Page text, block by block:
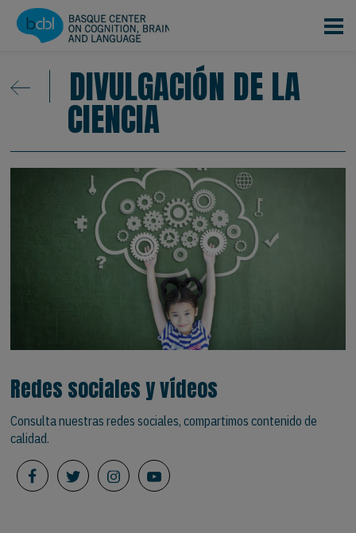
Pasar al contenido principal
DIVULGACIÓN DE LA
CIENCIA
Redes sociales y vídeos
Consulta nuestras redes sociales, compartimos contenido de
calidad.